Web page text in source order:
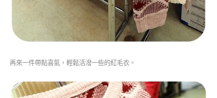
再來一件帶點喜氣，輕鬆活潑一些的紅毛衣。